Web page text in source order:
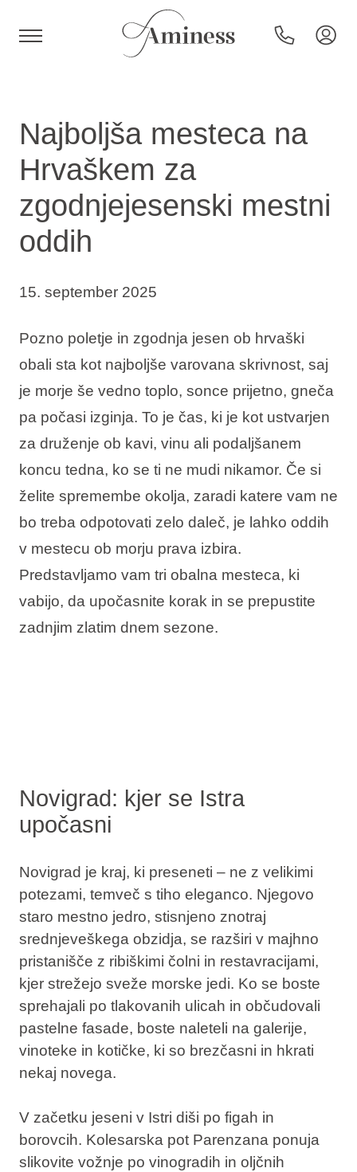
Hoteli in resorti
Kampi
Posebne ponudbe
Destinacije
Vrste počitnic
Blagovne znamke
Ami Loyalty program
Blogovi
Najboljša mesteca na
Hrvaškem za
zgodnjejesenski mestni
oddih
15. september 2025
Pozno poletje in zgodnja jesen ob hrvaški
obali sta kot najboljše varovana skrivnost, saj
je morje še vedno toplo, sonce prijetno, gneča
pa počasi izginja. To je čas, ki je kot ustvarjen
za druženje ob kavi, vinu ali podaljšanem
koncu tedna, ko se ti ne mudi nikamor. Če si
želite spremembe okolja, zaradi katere vam ne
bo treba odpotovati zelo daleč, je lahko oddih
v mestecu ob morju prava izbira.
Predstavljamo vam tri obalna mesteca, ki
vabijo, da upočasnite korak in se prepustite
zadnjim zlatim dnem sezone.
Novigrad: kjer se Istra
upočasni
Novigrad je kraj, ki preseneti – ne z velikimi
potezami, temveč s tiho eleganco. Njegovo
staro mestno jedro, stisnjeno znotraj
srednjeveškega obzidja, se razširi v majhno
pristanišče z ribiškimi čolni in restavracijami,
kjer strežejo sveže morske jedi. Ko se boste
sprehajali po tlakovanih ulicah in občudovali
pastelne fasade, boste naleteli na galerije,
vinoteke in kotičke, ki so brezčasni in hkrati
nekaj novega.
V začetku jeseni v Istri diši po figah in
borovcih. Kolesarska pot Parenzana ponuja
slikovite vožnje po vinogradih in oljčnih